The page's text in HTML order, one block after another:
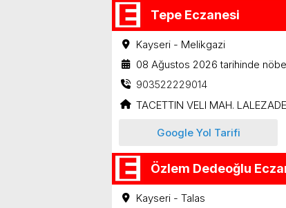
Tepe Eczanesi
Kayseri - Melikgazi
08 Ağustos 2026 tarihinde
903522229014
TACETTIN VELI MAH.
Google Yol Tarifi
Özlem Dedeoğlu
Kayseri - Talas